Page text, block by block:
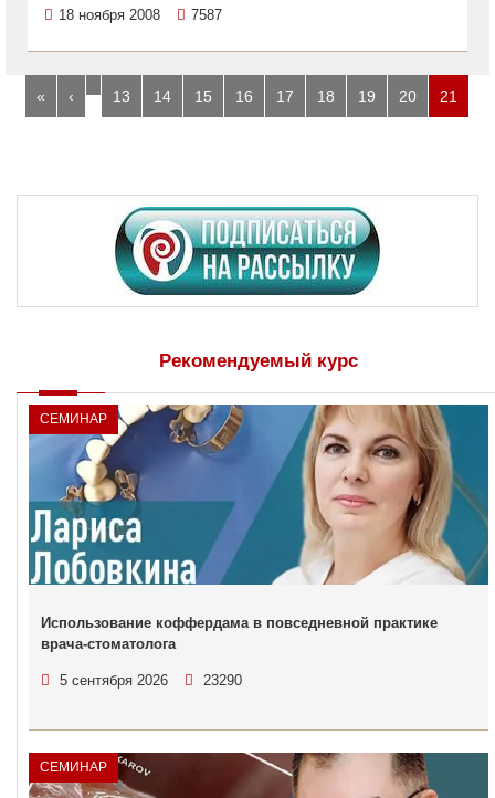
18 ноября 2008
7587
« ‹ 13 14 15 16 17 18 19 20 21
Рекомендуемый курс
СЕМИНАР
Использование коффердама в повседневной практике
врача-стоматолога
5 сентября 2026 23290
СЕМИНАР